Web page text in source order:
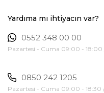
Yardıma mı ihtiyacın var?
0552 348 00 00
Pazartesi - Cuma 09:00 - 18:00
0850 242 1205
Pazartesi - Cuma 09:00 - 18:30